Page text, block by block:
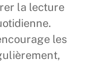
la lecture
les